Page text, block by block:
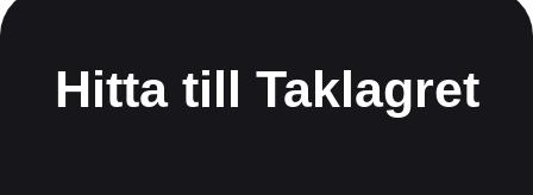
Hitta till Taklagret